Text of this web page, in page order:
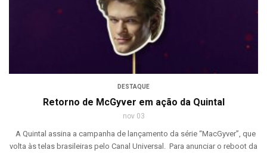
DESTAQUE
Retorno de McGyver em ação da Quintal
nov 03
A Quintal assina a campanha de lançamento da série “MacGyver”, que
volta às telas brasileiras pelo Canal Universal. Para anunciar o reboot da